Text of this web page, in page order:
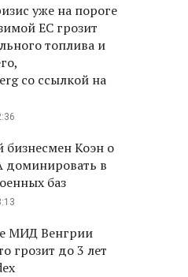
уже на пороге
ЕС грозит
топлива и
со ссылкой на
Коэн о
в
баз
МИД Венгрии
грозит до 3 лет